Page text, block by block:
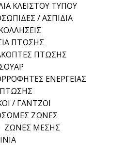
ΚΛΕΙΣΤΟΥ ΤΥΠΟΥ
/ ΑΣΠΙΔΙΑ
ΠΤΩΣΗΣ
ΠΤΩΣΗΣ
ΕΝΕΡΓΕΙΑΣ
ΠΤΩΣΗΣ
/ ΓΑΝΤΖΟΙ
ΖΩΝΕΣ
ΖΩΝΕΣ ΜΕΣΗΣ